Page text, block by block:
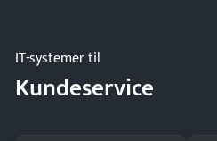
IT-systemer til
Kundeservice